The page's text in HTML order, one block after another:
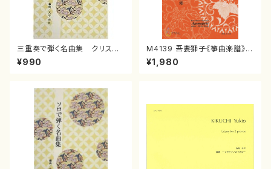
三重奏で弾く名曲集 クリスマ
スメドレー( 箏2/大平光美 編
曲/楽譜）
¥990
M4139 吾妻獅子《箏曲楽譜》
（箏/宮城道雄著・宮城宗家監修/
箏曲古典楽譜）
¥1,980